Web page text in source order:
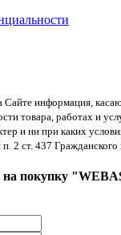
Сайте информация,
товара, работах и
и ни при каких
2 ст. 437 Гражданского
на покупку